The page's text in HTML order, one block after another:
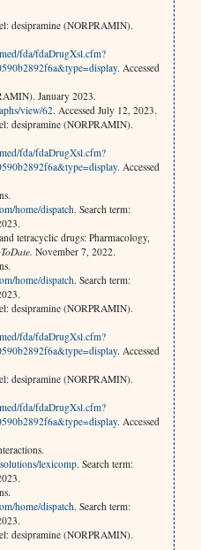
desipramine (NORPRAMIN).
fda/fdaDrugXsl.cfm?
. Accessed
January 2023.
view/62. Accessed July 12, 2023.
desipramine (NORPRAMIN).
fda/fdaDrugXsl.cfm?
. Accessed
home/dispatch. Search term:
tetracyclic drugs: Pharmacology,
November 7, 2022.
home/dispatch. Search term:
desipramine (NORPRAMIN).
fda/fdaDrugXsl.cfm?
. Accessed
desipramine (NORPRAMIN).
fda/fdaDrugXsl.cfm?
. Accessed
lexicomp. Search term:
home/dispatch. Search term:
desipramine (NORPRAMIN).